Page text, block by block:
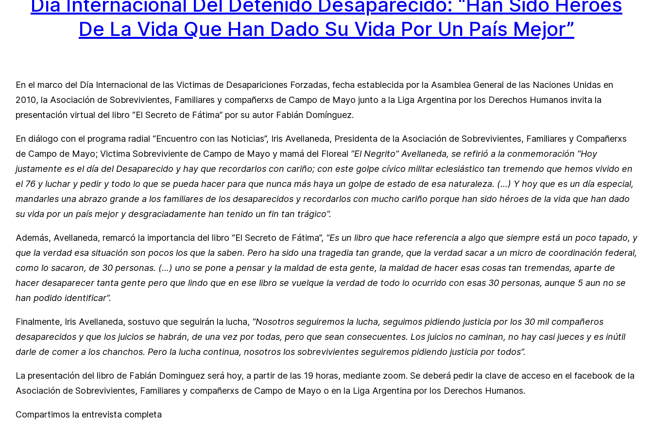
De La Vida Que Han Dado Su Vida Por Un País Mejor”
En el marco del Día Internacional de las Victimas de Desapariciones Forzadas, fecha establecida por la Asamblea General de las Naciones Unidas en
2010, la Asociación de Sobrevivientes, Familiares y compañerxs de Campo de Mayo junto a la Liga Argentina por los Derechos Humanos invita la
presentación virtual del libro “El Secreto de Fátima” por su autor Fabián Domínguez.
En diálogo con el programa radial “Encuentro con las Noticias”, Iris Avellaneda, Presidenta de la Asociación de Sobrevivientes, Familiares y Compañerxs
de Campo de Mayo; Victima Sobreviviente de Campo de Mayo y mamá del Floreal “El Negrito” Avellaneda, se refirió a la conmemoración “Hoy
justamente es el día del Desaparecido y hay que recordarlos con cariño; con este golpe cívico militar eclesiástico tan tremendo que hemos vivido en
el 76 y luchar y pedir y todo lo que se pueda hacer para que nunca más haya un golpe de estado de esa naturaleza. (…) Y hoy que es un día especial,
mandarles una abrazo grande a los familiares de los desaparecidos y recordarlos con mucho cariño porque han sido héroes de la vida que han dado
su vida por un país mejor y desgraciadamente han tenido un fin tan trágico”.
Además, Avellaneda, remarcó la importancia del libro “El Secreto de Fátima”, “Es un libro que hace referencia a algo que siempre está un poco tapado, y
que la verdad esa situación son pocos los que la saben. Pero ha sido una tragedia tan grande, que la verdad sacar a un micro de coordinación federal,
como lo sacaron, de 30 personas. (…) uno se pone a pensar y la maldad de esta gente, la maldad de hacer esas cosas tan tremendas, aparte de
hacer desaparecer tanta gente pero que lindo que en ese libro se vuelque la verdad de todo lo ocurrido con esas 30 personas, aunque 5 aun no se
han podido identificar”.
Finalmente, Iris Avellaneda, sostuvo que seguirán la lucha, “Nosotros seguiremos la lucha, seguimos pidiendo justicia por los 30 mil compañeros
desaparecidos y que los juicios se habrán, de una vez por todas, pero que sean consecuentes. Los juicios no caminan, no hay casi jueces y es inútil
darle de comer a los chanchos. Pero la lucha continua, nosotros los sobrevivientes seguiremos pidiendo justicia por todos”.
La presentación del libro de Fabián Dominguez será hoy, a partir de las 19 horas, mediante zoom. Se deberá pedir la clave de acceso en el facebook de la
Asociación de Sobrevivientes, Familiares y compañerxs de Campo de Mayo o en la Liga Argentina por los Derechos Humanos.
Compartimos la entrevista completa